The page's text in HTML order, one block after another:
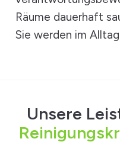
Räume dauerhaft
Sie werden im
Unsere